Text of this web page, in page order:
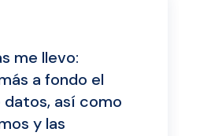
me llevo:
a fondo el
datos, así como
y las